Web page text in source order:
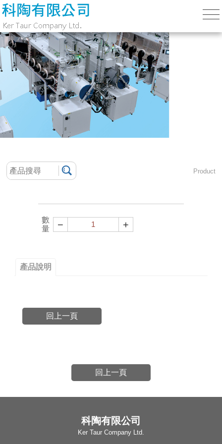
Product
數
量
− +
產品說明
回上一頁
回上一頁
科陶有限公司
Ker Taur Company Ltd.